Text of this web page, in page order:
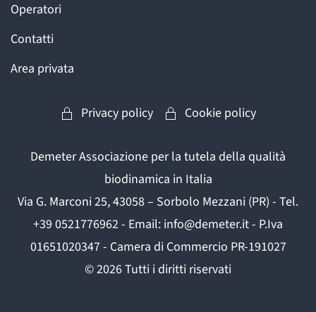
Operatori
Contatti
Area privata
Privacy policy Cookie policy
Demeter Associazione per la tutela della qualità
biodinamica in Italia
Via G. Marconi 25, 43058 – Sorbolo Mezzani (PR) - Tel.
+39 0521776962 - Email: info@demeter.it - P.Iva
01651020347 - Camera di Commercio PR-191027
©2026Tutti i diritti riservati